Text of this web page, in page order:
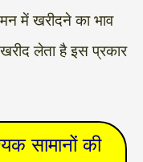
में खरीदने का भाव
लेता है इस प्रकार
सामानों की